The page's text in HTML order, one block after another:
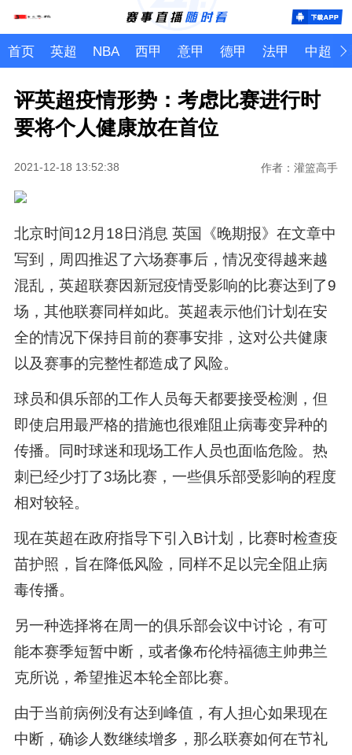
首页 英超 NBA 西甲 意甲 德甲 法甲 中超
评英超疫情形势：考虑比赛进行时
要将个人健康放在首位
2021-12-18 13:52:38 作者：灌篮高手
北京时间12月18日消息 英国《晚期报》在文章中
写到，周四推迟了六场赛事后，情况变得越来越
混乱，英超联赛因新冠疫情受影响的比赛达到了9
场，其他联赛同样如此。英超表示他们计划在安
全的情况下保持目前的赛事安排，这对公共健康
以及赛事的完整性都造成了风险。
球员和俱乐部的工作人员每天都要接受检测，但
即使启用最严格的措施也很难阻止病毒变异种的
传播。同时球迷和现场工作人员也面临危险。热
刺已经少打了3场比赛，一些俱乐部受影响的程度
相对较轻。
现在英超在政府指导下引入B计划，比赛时检查疫
苗护照，旨在降低风险，同样不足以完全阻止病
毒传播。
另一种选择将在周一的俱乐部会议中讨论，有可
能本赛季短暂中断，或者像布伦特福德主帅弗兰
克所说，希望推迟本轮全部比赛。
由于当前病例没有达到峰值，有人担心如果现在
中断，确诊人数继续增多，那么联赛如何在节礼